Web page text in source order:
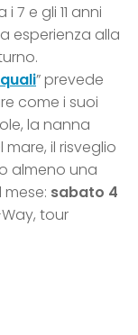
7 e gli 11 anni
esperienza alla
” prevede
come i suoi
la nanna
il risveglio
almeno una
sabato 4
tour